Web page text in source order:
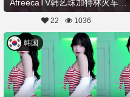
22 1036
韩国